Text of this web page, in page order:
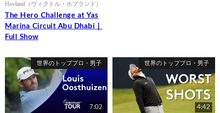
Hovland（ヴィクトル・ホブランド）
The Hero Challenge at Yas
Marina Circuit Abu Dhabi｜
Full Show
世界のトッププロ・男子
7:02
世界のトッププロ・男子
4:42